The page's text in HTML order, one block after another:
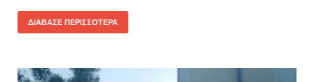
ΔΙΆΒΑΣΕ ΠΕΡΙΣΣΌΤΕΡΑ